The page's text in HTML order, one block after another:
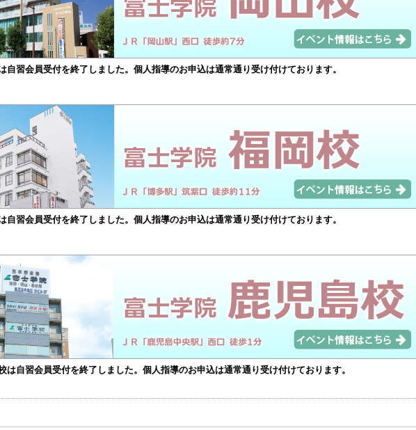
自習会員受付を終了しました。個人指導のお申込は通常通り受け付けております。
自習会員受付を終了しました。個人指導のお申込は通常通り受け付けております。
は自習会員受付を終了しました。個人指導のお申込は通常通り受け付けております。